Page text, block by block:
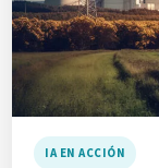
IA EN ACCIÓN